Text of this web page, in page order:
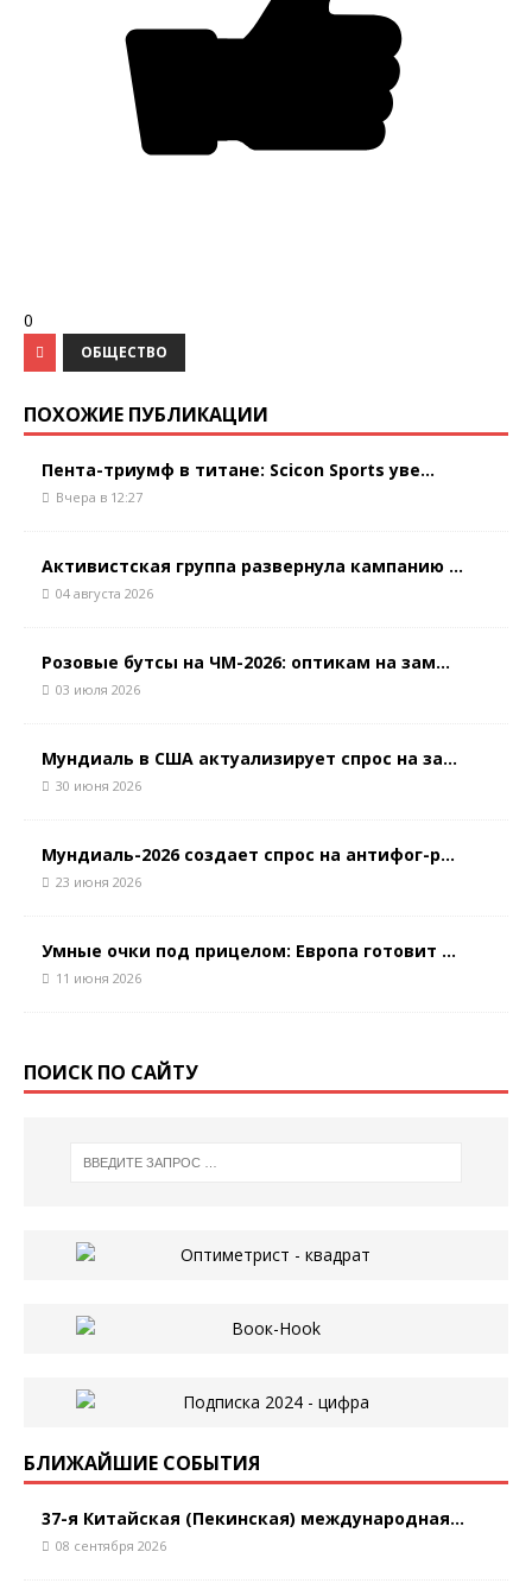
0
ОБЩЕСТВО
ПОХОЖИЕ ПУБЛИКАЦИИ
Пента-триумф в титане: Scicon Sports уве...
Вчера в 12:27
Активистская группа развернула кампанию ...
04 августа 2026
Розовые бутсы на ЧМ-2026: оптикам на зам...
03 июля 2026
Мундиаль в США актуализирует спрос на за...
30 июня 2026
Мундиаль-2026 создает спрос на антифог-р...
23 июня 2026
Умные очки под прицелом: Европа готовит ...
11 июня 2026
ПОИСК ПО САЙТУ
БЛИЖАЙШИЕ СОБЫТИЯ
37-я Китайская (Пекинская) международная...
08 сентября 2026